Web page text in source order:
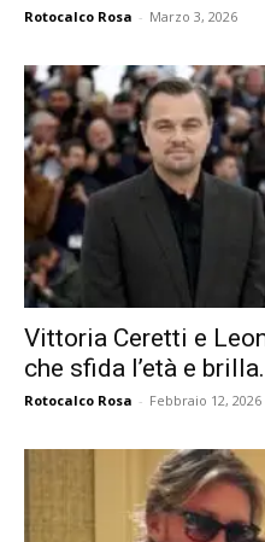
Rotocalco Rosa - Marzo 3, 2026
Vittoria Ceretti e
che sfida l’età e
Rotocalco Rosa - Febbraio 12, 2026